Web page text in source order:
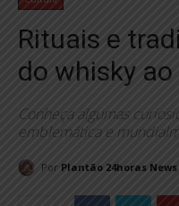
Rituais e
do whisky
Conheça algumas
emblemática e
Por Plantão 24horas News